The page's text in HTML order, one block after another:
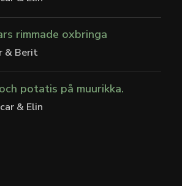
rimmade oxbringa
& Berit
potatis på muurikka.
& Elin